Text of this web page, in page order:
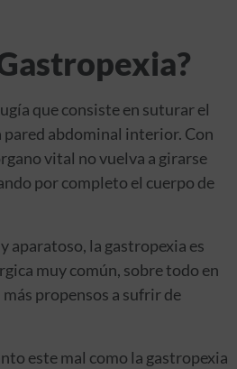
que consiste en suturar el
pared abdominal interior. Con
vital no vuelva a girarse
por completo el cuerpo de
aparatoso, la gastropexia es
muy común, sobre todo en
propensos a sufrir de
este mal como la gastropexia